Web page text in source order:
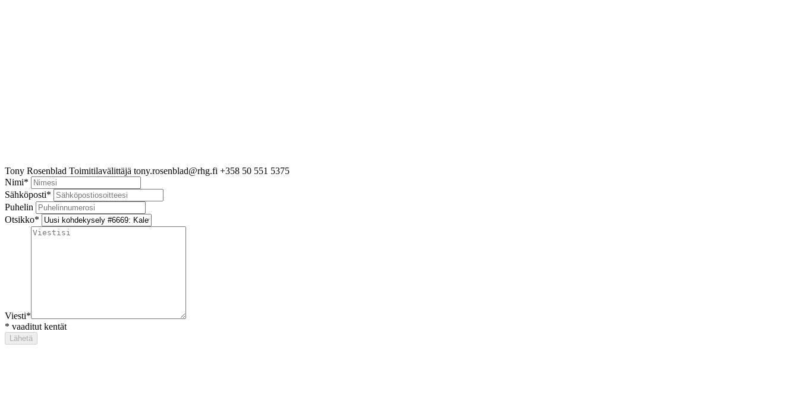
Tony Rosenblad Toimitilavälittäjä tony.rosenblad@rhg.fi +358 50 551 5375
Nimi*
Sähköposti*
Puhelin
Otsikko*
Viesti*
* vaaditut kentät